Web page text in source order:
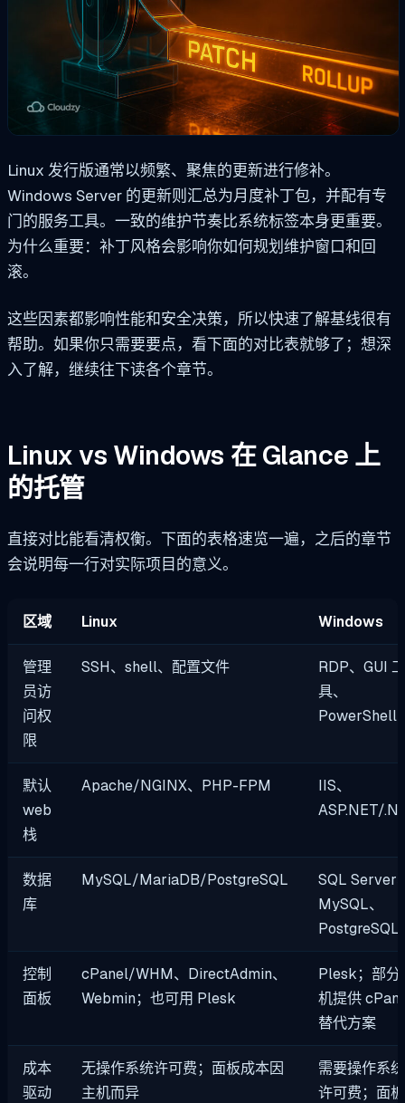
Linux 发行版通常以频繁、聚焦的更新进行修补。
Windows Server 的更新则汇总为月度补丁包，并配有专
门的服务工具。一致的维护节奏比系统标签本身更重要。
为什么重要：补丁风格会影响你如何规划维护窗口和回
滚。
这些因素都影响性能和安全决策，所以快速了解基线很有
帮助。如果你只需要要点，看下面的对比表就够了；想深
入了解，继续往下读各个章节。
Linux vs Windows 在 Glance 上
的托管
直接对比能看清权衡。下面的表格速览一遍，之后的章节
会说明每一行对实际项目的意义。
区域 Linux Windows
管理
员访
问权
限
SSH、shell、配置文件
RDP、GUI
具、
PowerShell
默认
web
栈
Apache/NGINX、PHP-FPM
IIS、
ASP.NET/
数据
库
MySQL/MariaDB/PostgreSQL
SQL Server
MySQL、
PostgreSQL
控制
面板
cPanel/WHM、DirectAdmin、
Webmin；也可用 Plesk
Plesk；部分
机提供
替代方案
成本
驱动
无操作系统许可费；面板成本因
主机而异
需要操作系统
许可费；面板